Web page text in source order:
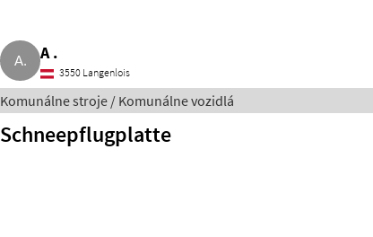
A .
3550 Langenlois
Komunálne stroje / Komunálne vozidlá
Schneepflugplatte